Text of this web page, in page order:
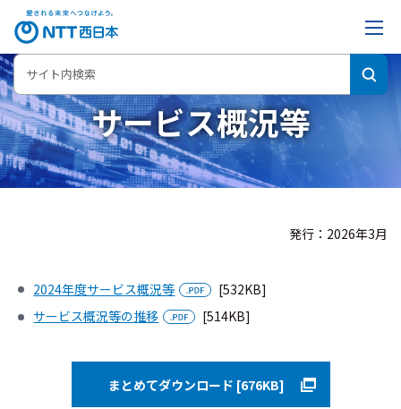
サービス概況等
発行：2026年3月
2024年度サービス概況等
[532KB]
サービス概況等の推移
[514KB]
まとめてダウンロード [676KB]